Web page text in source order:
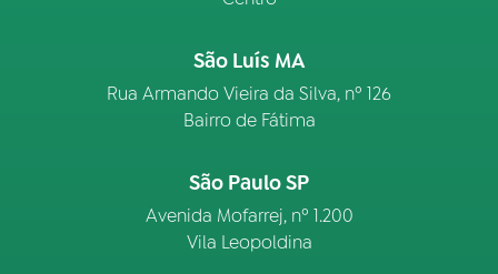
São Luís MA
Rua Armando Vieira da Silva, nº 126
Bairro de Fátima
São Paulo SP
Avenida Mofarrej, nº 1.200
Vila Leopoldina